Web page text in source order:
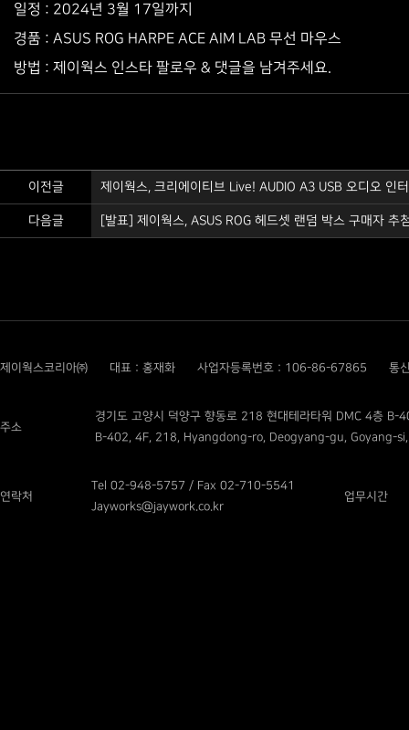
일정 : 2024년 3월 17일까지
경품 : ASUS ROG HARPE ACE AIM LAB 무선 마우스
방법 : 제이웍스 인스타 팔로우 & 댓글을 남겨주세요.
이전글 제이웍스, 크리에이티브 Live! AUDIO A3 USB 오디오 인
다음글 [발표] 제이웍스, ASUS ROG 헤드셋 랜덤 박스 구매자 추
제이웍스코리아㈜ 대표 : 홍재화 사업자등록번호 : 106-86-67865 통
주소
경기도 고양시 덕양구 향동로 218 현대테라타워 DMC 4층 B-
B-402, 4F, 218, Hyangdong-ro, Deogyang-gu, Goyang-
연락처
Tel 02-948-5757 / Fax 02-710-5541
Jayworks@jaywork.co.kr
업무시간